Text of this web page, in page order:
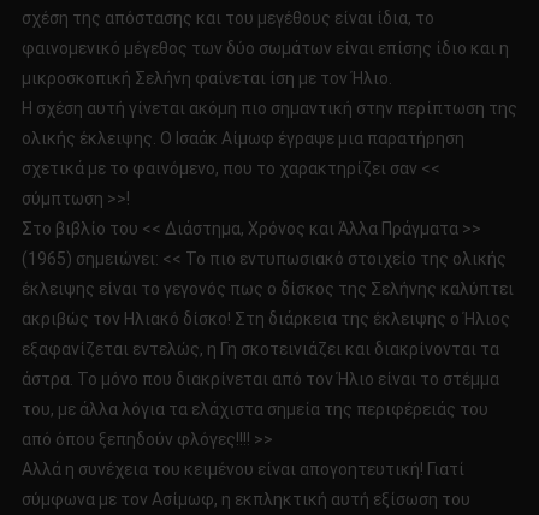
σχέση της απόστασης και του μεγέθους είναι ίδια, το
φαινομενικό μέγεθος των δύο σωμάτων είναι επίσης ίδιο και η
μικροσκοπική Σελήνη φαίνεται ίση με τον Ήλιο.
Η σχέση αυτή γίνεται ακόμη πιο σημαντική στην περίπτωση της
ολικής έκλειψης. Ο Ισαάκ Αίμωφ έγραψε μια παρατήρηση
σχετικά με το φαινόμενο, που το χαρακτηρίζει σαν <<
σύμπτωση >>!
Στο βιβλίο του << Διάστημα, Χρόνος και Άλλα Πράγματα >>
(1965) σημειώνει: << Το πιο εντυπωσιακό στοιχείο της ολικής
έκλειψης είναι το γεγονός πως ο δίσκος της Σελήνης καλύπτει
ακριβώς τον Ηλιακό δίσκο! Στη διάρκεια της έκλειψης ο Ήλιος
εξαφανίζεται εντελώς, η Γη σκοτεινιάζει και διακρίνονται τα
άστρα. Το μόνο που διακρίνεται από τον Ήλιο είναι το στέμμα
του, με άλλα λόγια τα ελάχιστα σημεία της περιφέρειάς του
από όπου ξεπηδούν φλόγες!!!! >>
Αλλά η συνέχεια του κειμένου είναι απογοητευτική! Γιατί
σύμφωνα με τον Ασίμωφ, η εκπληκτική αυτή εξίσωση του